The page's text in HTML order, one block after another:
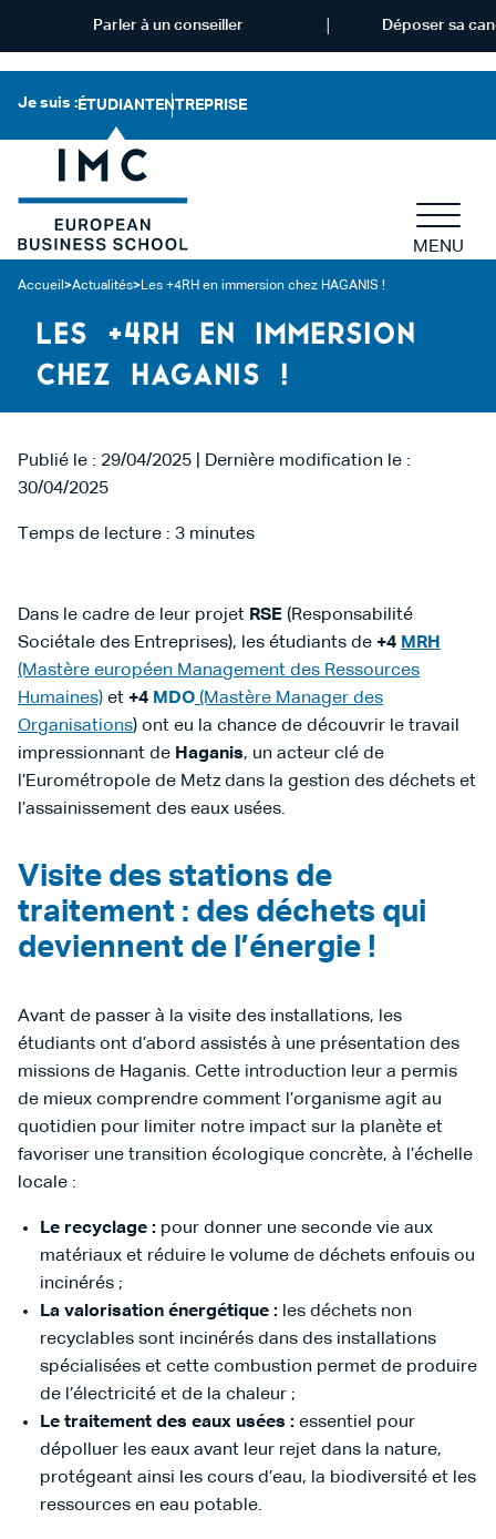
Je suis : ÉTUDIANT ENTREPRISE
MENU
Accueil >Actualités>Les +4RH en immersion chez HAGANIS !
LES +4RH EN IMMERSION
CHEZ HAGANIS !
Publié le : 29/04/2025 | Dernière modification le :
30/04/2025
Temps de lecture : 3 minutes
Dans le cadre de leur projet RSE (Responsabilité
Sociétale des Entreprises), les étudiants de +4 MRH
(Mastère européen Management des Ressources
Humaines) et +4 MDO (Mastère Manager des
Organisations) ont eu la chance de découvrir le travail
impressionnant de Haganis, un acteur clé de
l’Eurométropole de Metz dans la gestion des déchets et
l’assainissement des eaux usées.
Visite des stations de
traitement : des déchets qui
deviennent de l’énergie !
Avant de passer à la visite des installations, les
étudiants ont d’abord assistés à une présentation des
missions de Haganis. Cette introduction leur a permis
de mieux comprendre comment l’organisme agit au
quotidien pour limiter notre impact sur la planète et
favoriser une transition écologique concrète, à l’échelle
locale :
Le recyclage : pour donner une seconde vie aux
matériaux et réduire le volume de déchets enfouis ou
incinérés ;
La valorisation énergétique : les déchets non
recyclables sont incinérés dans des installations
spécialisées et cette combustion permet de produire
de l’électricité et de la chaleur ;
Le traitement des eaux usées : essentiel pour
dépolluer les eaux avant leur rejet dans la nature,
protégeant ainsi les cours d’eau, la biodiversité et les
ressources en eau potable.
Parler à un conseiller Déposer sa